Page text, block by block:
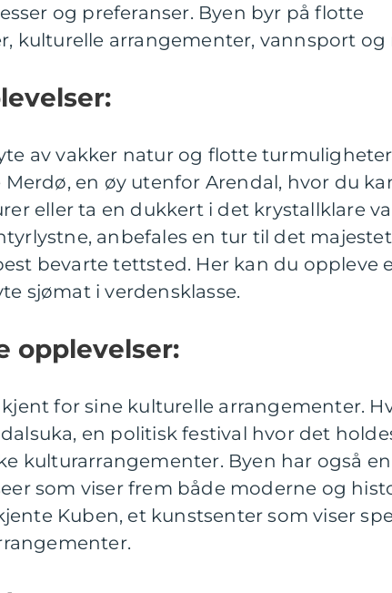
og preferanser. Byen byr på flotte
kulturelle arrangementer, vannsport og
av vakker natur og flotte
en øy utenfor Arendal, hvor du
eller ta en dukkert i det krystallklare
anbefales en tur til det
bevarte tettsted. Her kan du oppleve
sjømat i verdensklasse.
opplevelser:
for sine kulturelle arrangementer.
en politisk festival hvor det
kulturarrangementer. Byen har også
som viser frem både moderne og
Kuben, et kunstsenter som viser